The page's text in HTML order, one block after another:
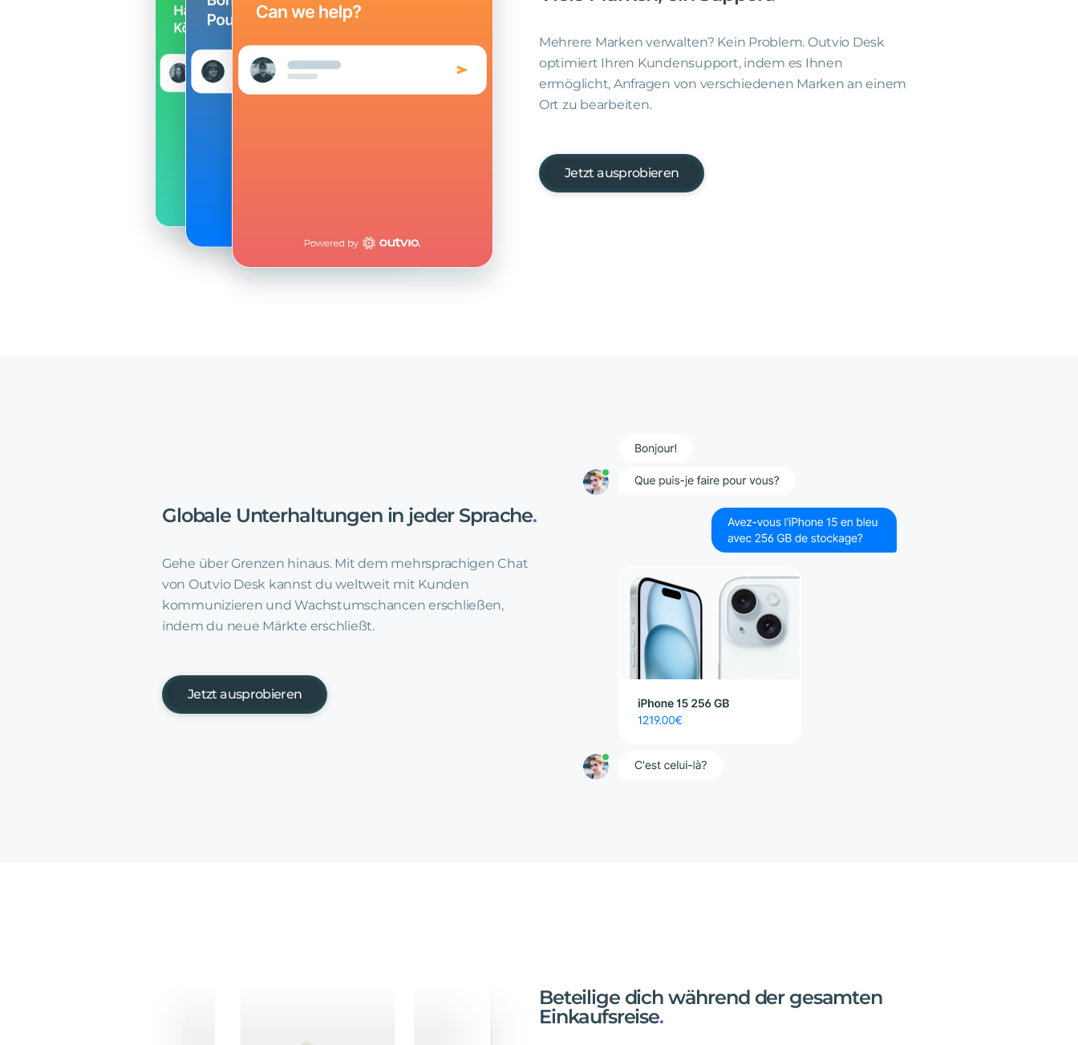
Mehrere Marken verwalten? Kein Problem. Outvio Desk
optimiert Ihren Kundensupport, indem es Ihnen
ermöglicht, Anfragen von verschiedenen Marken an einem
Ort zu bearbeiten.
Jetzt ausprobieren
Globale Unterhaltungen in jeder Sprache.
Gehe über Grenzen hinaus. Mit dem mehrsprachigen Chat
von Outvio Desk kannst du weltweit mit Kunden
kommunizieren und Wachstumschancen erschließen,
indem du neue Märkte erschließt.
Jetzt ausprobieren
Beteilige dich während der gesamten
Einkaufsreise.